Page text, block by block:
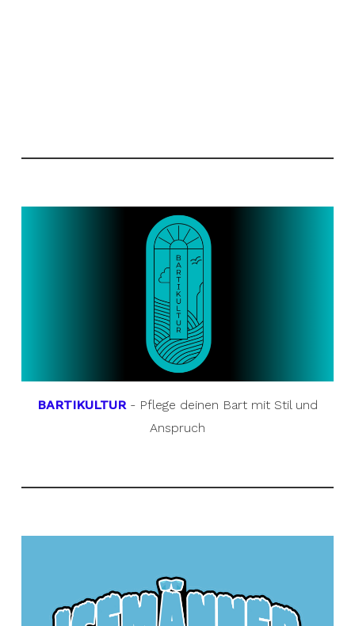
BARTIKULTUR- Pflege deinen Bart mit Stil und
Anspruch